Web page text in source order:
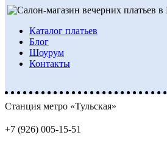
Каталог платьев
Блог
Шоурум
Контакты
Станция метро «Тульская»
+7 (926) 005-15-51